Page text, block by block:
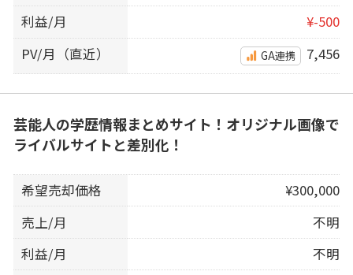
利益/月
¥-500
PV/月（直近）
GA連携 7,456
芸能人の学歴情報まとめサイト！オリジナル画像で
ライバルサイトと差別化！
希望売却価格
¥300,000
売上/月
不明
利益/月
不明